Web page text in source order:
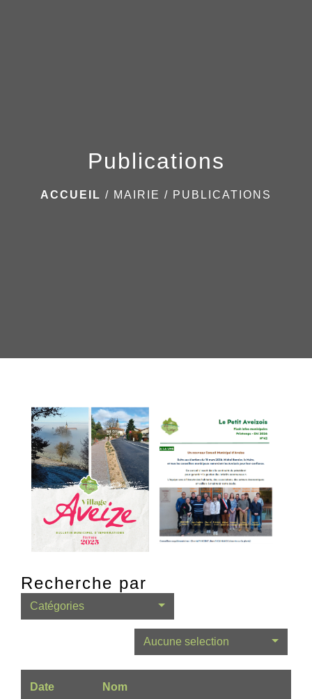
Publications
ACCUEIL / MAIRIE / PUBLICATIONS
Recherche par
Catégories
Aucune selection
Date Nom